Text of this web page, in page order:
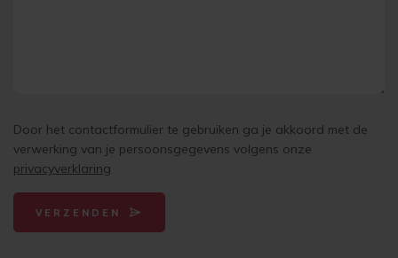
Door het contactformulier te gebruiken ga je akkoord met de
verwerking van je persoonsgegevens volgens onze
privacyverklaring
VERZENDEN